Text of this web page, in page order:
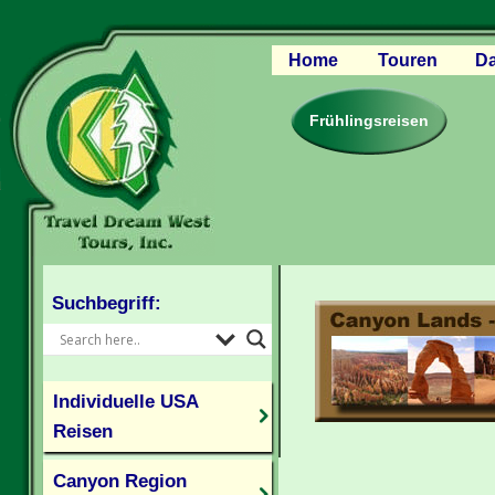
Home
Touren
Canyon Region
Rocky
Pazifischer
Frühlingsreisen
Suchbegriff:
Individuelle USA
Reisen
Canyon Region